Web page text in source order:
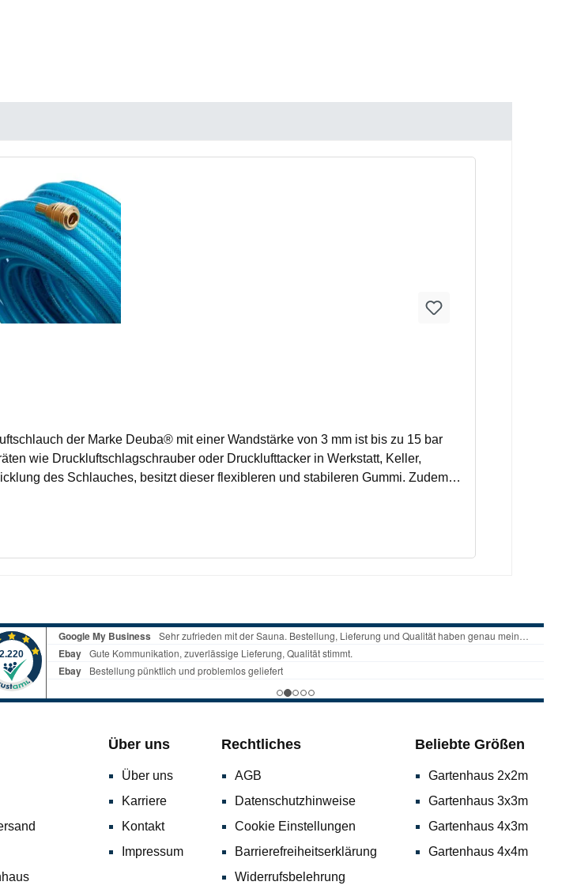
der Marke Deuba® mit einer Wandstärke von 3 mm ist bis zu 15 bar
wie Druckluftschlagschrauber oder Drucklufttacker in Werkstatt, Keller,
des Schlauches, besitzt dieser flexibleren und stabileren Gummi. Zudem
Produktvorteile:komplett montierter Druckschlauch mit 20 m LängeWandstärke:
Über uns
Über uns
Karriere
Kontakt
Impressum
Rechtliches
AGB
Datenschutzhinweise
Cookie Einstellungen
Barrierefreiheitserklärung
Widerrufsbelehrung
Beliebte Größen
Gartenhaus 2x2m
Gartenhaus 3x3m
Gartenhaus 4x3m
Gartenhaus 4x4m